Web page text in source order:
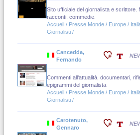
Sito ufficiale del giornalista e scrittore.
racconti, commedie.
Accueil / Presse Monde / Europe /
Giornalisti /
Cancedda,
Fernando
Commenti all'attualità, documentari,
epigrammi del giornalista.
Accueil / Presse Monde / Europe /
Giornalisti /
Carotenuto,
Gennaro